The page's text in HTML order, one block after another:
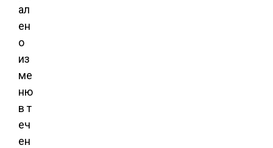
ал
ен
о
из
ме
ню
в т
еч
ен